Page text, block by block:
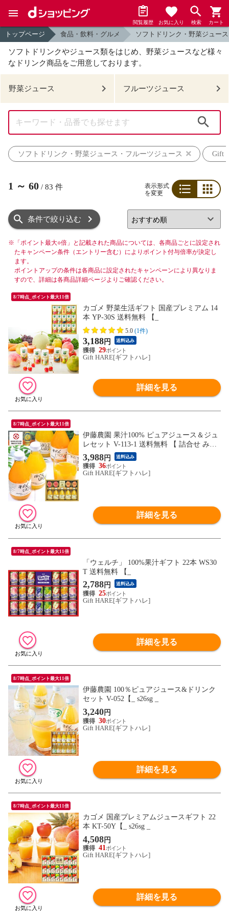
閲覧履歴 お気に入り 検索 カート
トップページ 食品・飲料・グルメ ソフトドリンク・野菜ジュー
ソフトドリンクやジュース類をはじめ、野菜ジュースなど様々
なドリンク商品をご用意しております。
野菜ジュース フルーツジュース
ソフトドリンク・野菜ジュース・フルーツジュース
Gift
1 ～ 60 / 83 件
表示形式
を変更
条件で絞り込む
※ 「ポイント最大○倍」と記載された商品については、各商品ごとに設定され
たキャンペーン条件（エントリー含む）によりポイント付与倍率が決定し
ます。
ポイントアップの条件は各商品に設定されたキャンペーンにより異なりま
すので、詳細は各商品詳細ページよりご確認ください。
8/7時点_ポイント最大11倍
カゴメ 野菜生活ギフト 国産プレミアム 14
本 YP-30S 送料無料 【_
5.0 (1件)
3,188円 送料込み
29
Gift HARE[ギフトハレ]
詳細を見る
8/7時点_ポイント最大11倍
伊藤農園 果汁100% ピュアジュース＆ジュ
レセット V-113-1 送料無料 【 詰合せ みか
んジュース オレンジジュース ゼリー 】
【_
3,988円 送料込み
36
Gift HARE[ギフトハレ]
詳細を見る
8/7時点_ポイント最大11倍
「ウェルチ」 100%果汁ギフト 22本 WS30
T 送料無料 【_
2,788円 送料込み
25
Gift HARE[ギフトハレ]
詳細を見る
8/7時点_ポイント最大11倍
伊藤農園 100％ピュアジュース&ドリンク
セット V-052【_ s26sg _
3,240円
30
Gift HARE[ギフトハレ]
詳細を見る
8/7時点_ポイント最大11倍
カゴメ 国産プレミアムジュースギフト 22
本 KT-50Y【_ s26sg _
4,508円
41
Gift HARE[ギフトハレ]
詳細を見る